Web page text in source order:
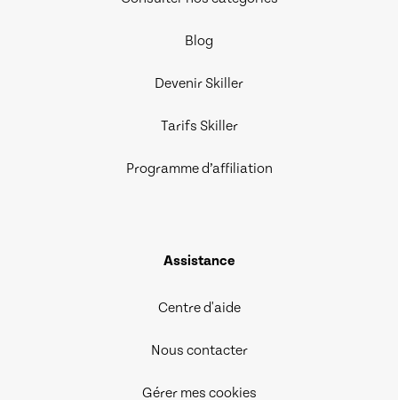
Blog
Devenir Skiller
Tarifs Skiller
Programme d’affiliation
Assistance
Centre d'aide
Nous contacter
Gérer mes cookies